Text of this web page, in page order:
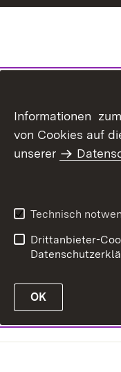
Informationen
von Cookies auf
unserer
Technisch
Drittanbieter-
OK